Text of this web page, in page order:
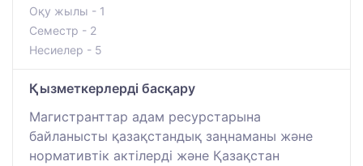
Оқу жылы - 1
Семестр - 2
Несиелер - 5
Қызметкерлерді басқару
Магистранттар адам ресурстарына
байланысты қазақстандық заңнаманы және
нормативтік актілерді және Қазақстан